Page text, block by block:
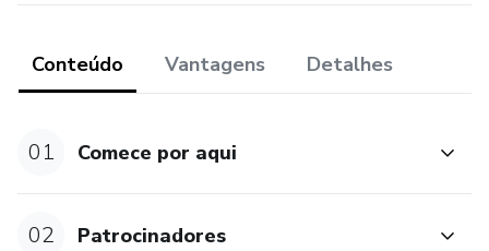
Conteúdo Vantagens Detalhes
01 Comece por aqui
02 Patrocinadores